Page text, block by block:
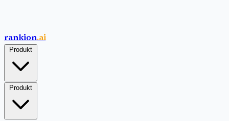
rankion.ai
Produkt
Produkt